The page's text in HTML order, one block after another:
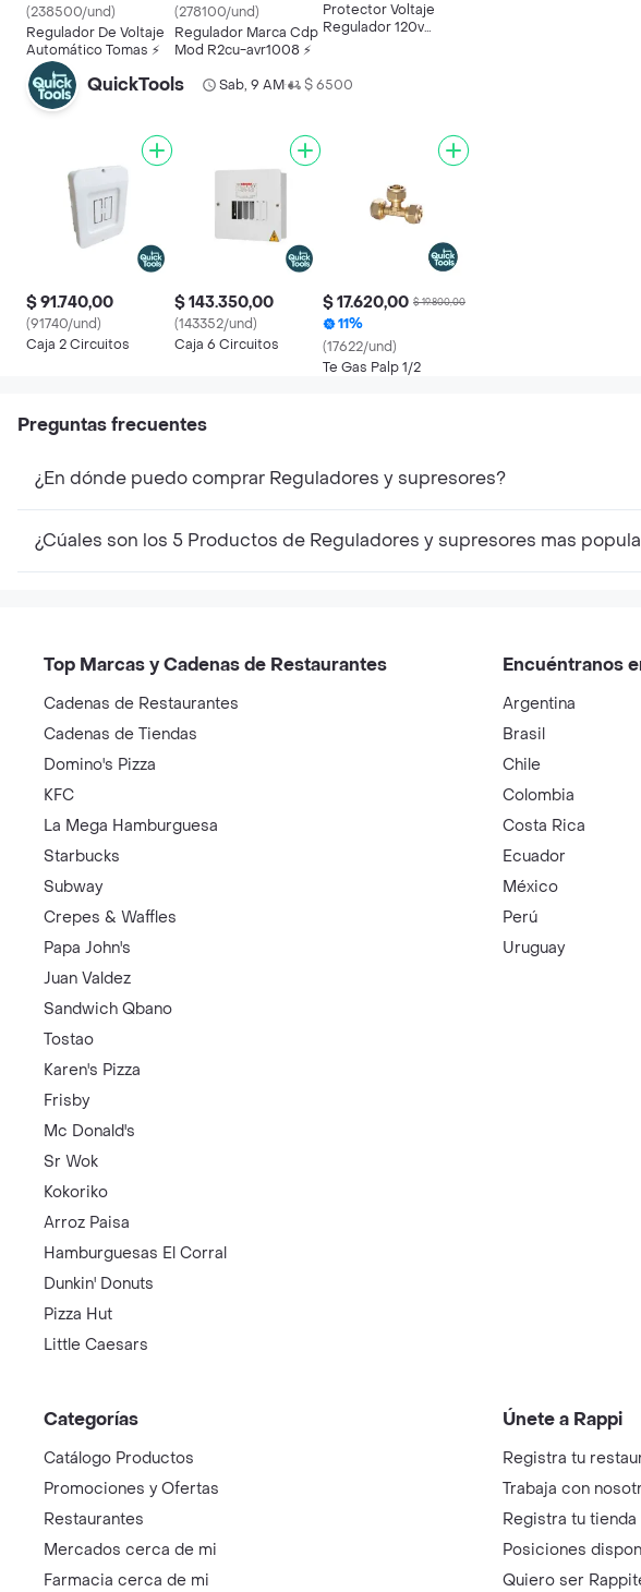
(238500/und)
Regulador De Voltaje
Automático Tomas ⚡
(278100/und)
Regulador Marca Cdp
Mod R2cu-avr1008 ⚡
Protector Voltaje
Regulador 120v
Variado
QuickTools Sab, 9 AM• $ 6500
$ 91.740,00
(91740/und)
Caja 2 Circuitos
$ 143.350,00
(143352/und)
Caja 6 Circuitos
$ 17.620,00 $ 19.800,00
11%
(17622/und)
Te Gas Palp 1/2
Preguntas frecuentes
¿En dónde puedo comprar Reguladores y supresores?
¿Cúales son los 5 Productos de Reguladores y supresores mas
Top Marcas y Cadenas de Restaurantes
Cadenas de Restaurantes
Cadenas de Tiendas
Domino's Pizza
KFC
La Mega Hamburguesa
Starbucks
Subway
Crepes & Waffles
Papa John's
Juan Valdez
Sandwich Qbano
Tostao
Karen's Pizza
Frisby
Mc Donald's
Sr Wok
Kokoriko
Arroz Paisa
Hamburguesas El Corral
Dunkin' Donuts
Pizza Hut
Little Caesars
Encuéntranos
Argentina
Brasil
Chile
Colombia
Costa Rica
Ecuador
México
Perú
Uruguay
Categorías
Catálogo Productos
Promociones y Ofertas
Restaurantes
Mercados cerca de mi
Farmacia cerca de mi
Únete a Rappi
Registra tu
Trabaja con
Registra tu tienda
Posiciones
Quiero ser